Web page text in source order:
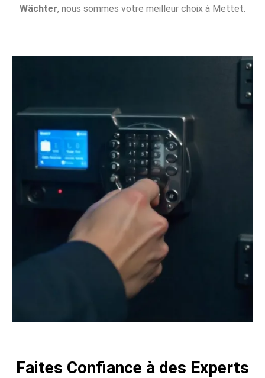
Wächter, nous sommes votre meilleur choix à Mettet.
Faites Confiance à des Experts